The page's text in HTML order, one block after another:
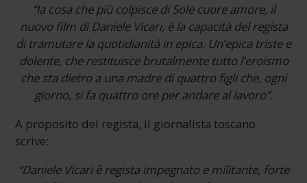
“la cosa che più colpisce di Sole cuore amore, il
nuovo film di Daniele Vicari, è la capacità del regista
di tramutare la quotidianità in epica. Un’epica triste e
dolente, che restituisce brutalmente tutto l’eroismo
che sta dietro a una madre di quattro figli che, ogni
giorno, si fa quattro ore per andare al lavoro”.
A proposito del regista, il giornalista toscano
scrive:
“Daniele Vicari è regista impegnato e militante, forte